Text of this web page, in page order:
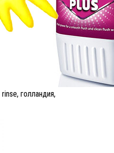
голландия,